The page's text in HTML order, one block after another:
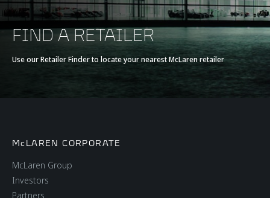
FIND A RETAILER
Use our Retailer Finder to locate your nearest McLaren retailer
McLAREN CORPORATE
McLaren Group
Investors
Partners